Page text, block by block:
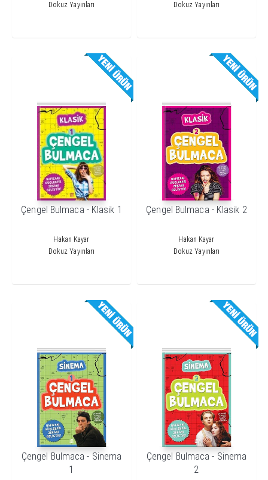
Dokuz Yayınları
Dokuz Yayınları
Çengel Bulmaca - Klasik 1
Hakan Kayar
Dokuz Yayınları
Çengel Bulmaca - Klasik 2
Hakan Kayar
Dokuz Yayınları
Çengel Bulmaca - Sinema
1
Çengel Bulmaca - Sinema
2